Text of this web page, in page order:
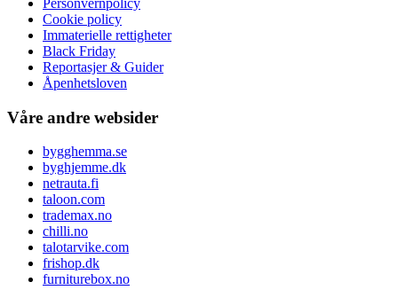
Personvernpolicy
Cookie policy
Immaterielle rettigheter
Black Friday
Reportasjer & Guider
Åpenhetsloven
Våre andre websider
bygghemma.se
byghjemme.dk
netrauta.fi
taloon.com
trademax.no
chilli.no
talotarvike.com
frishop.dk
furniturebox.no